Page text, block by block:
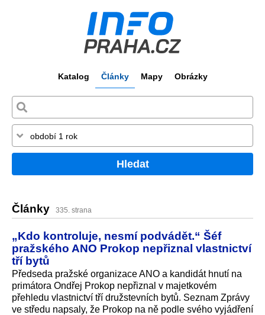
Katalog Články Mapy Obrázky
Hledat
Články 335. strana
„Kdo kontroluje, nesmí podvádět.“ Šéf
pražského ANO Prokop nepřiznal vlastnictví
tří bytů
Předseda pražské organizace ANO a kandidát hnutí na
primátora Ondřej Prokop nepřiznal v majetkovém
přehledu vlastnictví tří družstevních bytů. Seznam Zprávy
ve středu napsaly, že Prokop na ně podle svého vyjádření